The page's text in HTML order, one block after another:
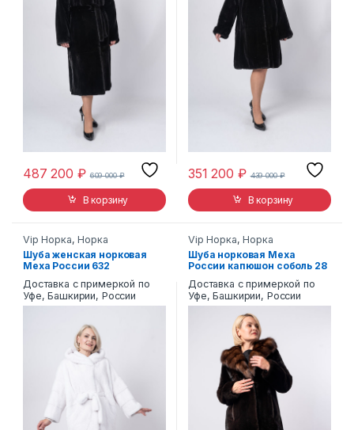
487 200 ₽ 609 000₽
В корзину
351 200 ₽ 439 000₽
В корзину
Vip Норка,Норка
Шуба женская норковая
Меха России 632
Доставка с примеркой по
Уфе, Башкирии, России
Vip Норка,Норка
Шуба норковая Меха
России капюшон соболь 28
Доставка с примеркой по
Уфе, Башкирии, России